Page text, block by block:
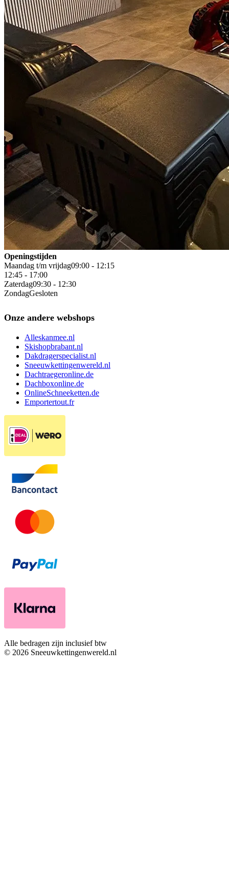
Openingstijden
Maandag t/m vrijdag09:00 - 12:15
12:45 - 17:00
Zaterdag09:30 - 12:30
ZondagGesloten
Onze andere webshops
Alleskanmee.nl
Skishopbrabant.nl
Dakdragerspecialist.nl
Sneeuwkettingenwereld.nl
Dachtraegeronline.de
Dachboxonline.de
OnlineSchneeketten.de
Emportertout.fr
Alle bedragen zijn inclusief btw
© 2026 Sneeuwkettingenwereld.nl